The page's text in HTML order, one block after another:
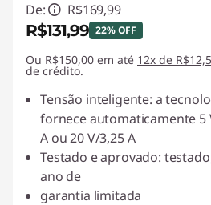
De: R$169,99
R$131,99 22% OFF
Economias instantâneas :-
Ou R$150,00 em até 12x de
de crédito.
Tensão inteligente: a
fornece automaticamente 5
A ou 20 V/3,25 A
Testado e aprovado:
ano de
garantia limitada